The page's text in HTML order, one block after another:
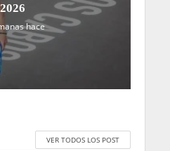
2026
hace
VER TODOS LOS POST